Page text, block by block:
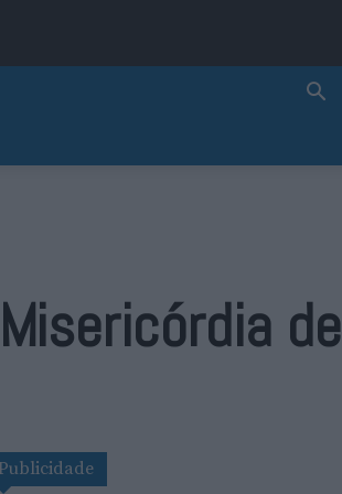
de
Publicidade